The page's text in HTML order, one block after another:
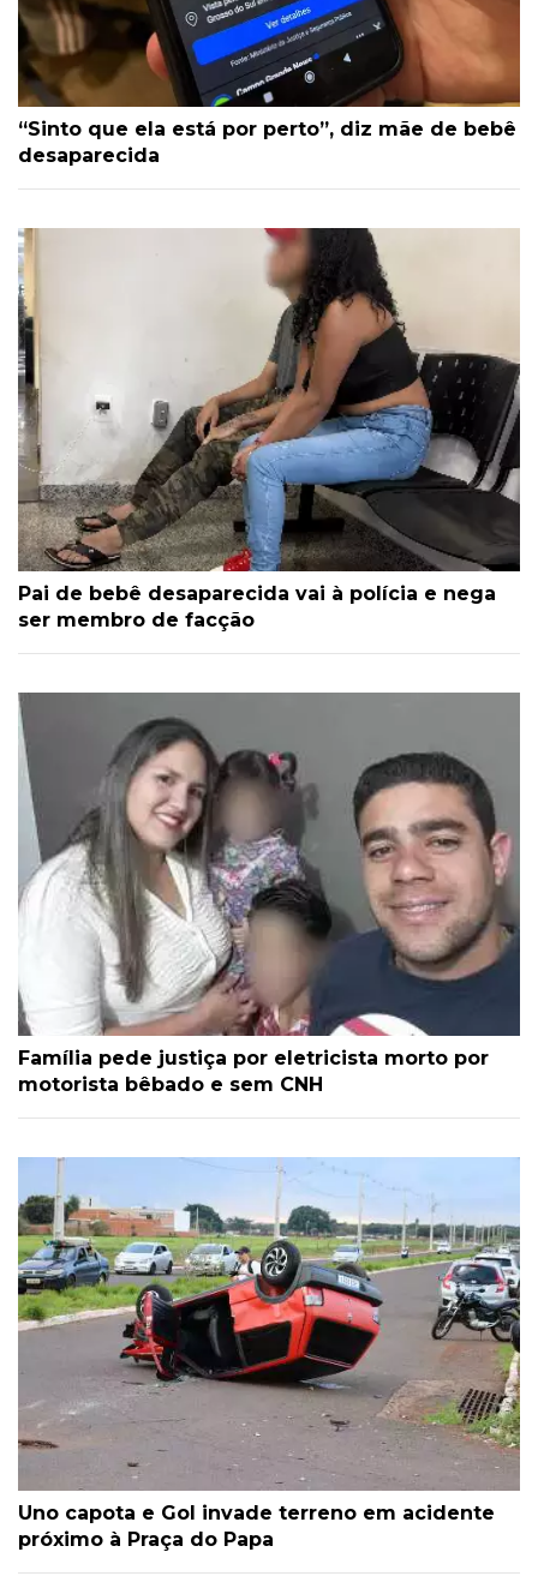
“Sinto que ela está por perto”, diz mãe de bebê
desaparecida
Pai de bebê desaparecida vai à polícia e nega
ser membro de facção
Família pede justiça por eletricista morto por
motorista bêbado e sem CNH
Uno capota e Gol invade terreno em acidente
próximo à Praça do Papa